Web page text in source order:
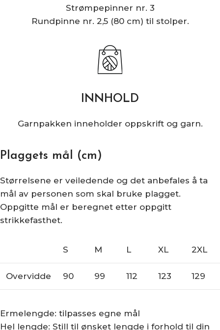
Strømpepinner nr. 3
Rundpinne nr. 2,5 (80 cm) til stolper.
INNHOLD
Garnpakken inneholder oppskrift og garn.
Plaggets mål (cm)
Størrelsene er veiledende og det anbefales å ta
mål av personen som skal bruke plagget.
Oppgitte mål er beregnet etter oppgitt
strikkefasthet.
S M L XL 2XL
Overvidde 90 99 112 123 129
Ermelengde: tilpasses egne mål
Hel lengde: Still til ønsket lengde i forhold til din